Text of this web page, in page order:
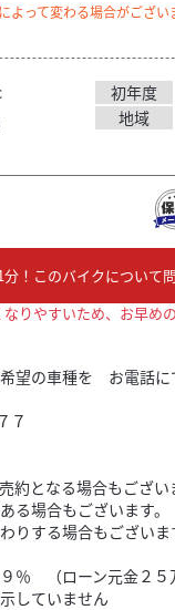
よって変わる場合がござい
初年度
地域
分！このバイクについて
りやすいため、お早め
の車種を お電話に
７
となる場合もござい
る場合もございます。
する場合もございま
％ （ローン元金２５
していません